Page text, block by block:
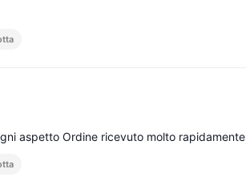
aspetto Ordine ricevuto molto rapidamente